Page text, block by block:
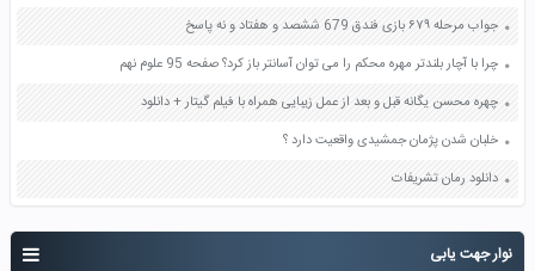
نوار جهت یابی
جواب مرحله ۶۷۹ بازی فندق 679 ششصد و هفتاد و نه پاسخ
چرا با آچار بلندتر مهره محکم را می توان آسانتر باز کرد؟ صفحه 95 علوم نهم
چهره محسن یگانه قبل و بعد از عمل زیبایی همراه با فیلم گیتار + دانلود
خلبان شدن پژمان جمشیدی واقعیت دارد ؟
دانلود رمان تشریفات